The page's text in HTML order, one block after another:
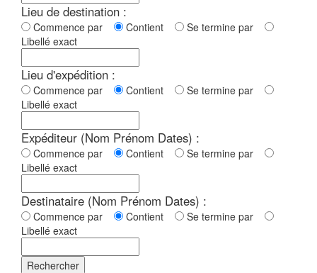
Lieu de destination :
Commence par Contient
Se termine par
Libellé exact
Lieu d'expédition :
Commence par Contient
Se termine par
Libellé exact
Expéditeur (Nom Prénom Dates) :
Commence par Contient
Se termine par
Libellé exact
Destinataire (Nom Prénom Dates) :
Commence par Contient
Se termine par
Libellé exact
Rechercher